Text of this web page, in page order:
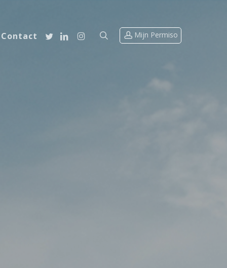
Contact search account
twitterlinkedininstagram